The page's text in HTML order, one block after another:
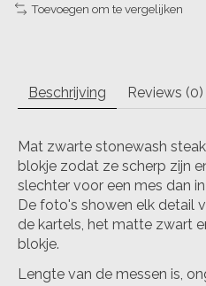
Toevoegen om te vergelijken
Beschrijving Reviews (0)
Mat zwarte stonewash
blokje zodat ze scherp zijn
slechter voor een mes dan
De foto's showen elk detail
de kartels, het matte zwart
blokje.
Lengte van de messen is,